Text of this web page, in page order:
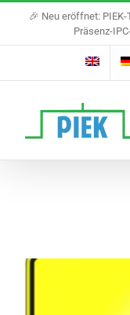
content
🎉 Neu eröffnet:
Präsenz-